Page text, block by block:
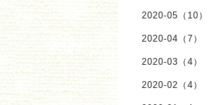
2020-05（10）
2020-04（7）
2020-03（4）
2020-02（4）